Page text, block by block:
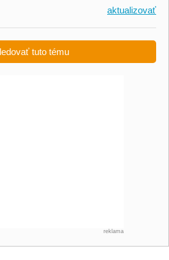
aktualizovať
tuto tému
reklama